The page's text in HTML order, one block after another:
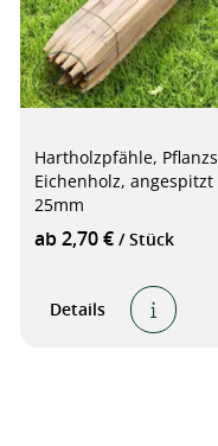
Hartholzpfähle,
Eichenholz,
25mm
ab 2,70 € / Stück
Details